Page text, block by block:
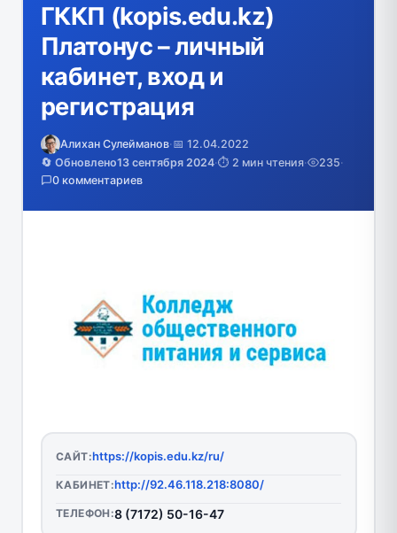
ГККП (kopis.edu.kz)
Платонус – личный
кабинет, вход и
регистрация
Алихан Сулейманов·📅 12.04.2022
🔄 Обновлено13 сентября 2024·⏱️ 2 мин чтения· 235·
0 комментариев
САЙТ:https://kopis.edu.kz/ru/
КАБИНЕТ:http://92.46.118.218:8080/
ТЕЛЕФОН:8 (7172) 50-16-47